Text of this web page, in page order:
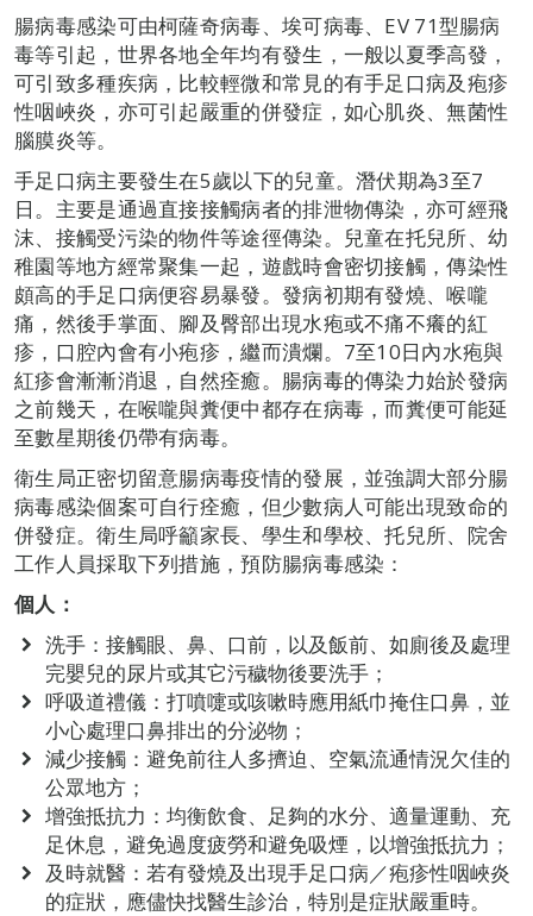
腸病毒感染可由柯薩奇病毒、埃可病毒、EV 71型腸病
毒等引起，世界各地全年均有發生，一般以夏季高發，
可引致多種疾病，比較輕微和常見的有手足口病及疱疹
性咽峽炎，亦可引起嚴重的併發症，如心肌炎、無菌性
腦膜炎等。
手足口病主要發生在5歲以下的兒童。潛伏期為3至7
日。主要是通過直接接觸病者的排泄物傳染，亦可經飛
沫、接觸受污染的物件等途徑傳染。兒童在托兒所、幼
稚園等地方經常聚集一起，遊戲時會密切接觸，傳染性
頗高的手足口病便容易暴發。發病初期有發燒、喉嚨
痛，然後手掌面、腳及臀部出現水疱或不痛不癢的紅
疹，口腔內會有小疱疹，繼而潰爛。7至10日內水疱與
紅疹會漸漸消退，自然痊癒。腸病毒的傳染力始於發病
之前幾天，在喉嚨與糞便中都存在病毒，而糞便可能延
至數星期後仍帶有病毒。
衛生局正密切留意腸病毒疫情的發展，並強調大部分腸
病毒感染個案可自行痊癒，但少數病人可能出現致命的
併發症。衛生局呼籲家長、學生和學校、托兒所、院舍
工作人員採取下列措施，預防腸病毒感染：
個人：
洗手：接觸眼、鼻、口前，以及飯前、如廁後及處理
完嬰兒的尿片或其它污穢物後要洗手；
呼吸道禮儀：打噴嚏或咳嗽時應用紙巾掩住口鼻，並
小心處理口鼻排出的分泌物；
減少接觸：避免前往人多擠迫、空氣流通情況欠佳的
公眾地方；
增強抵抗力：均衡飲食、足夠的水分、適量運動、充
足休息，避免過度疲勞和避免吸煙，以增強抵抗力；
及時就醫：若有發燒及出現手足口病／疱疹性咽峽炎
的症狀，應儘快找醫生診治，特別是症狀嚴重時。